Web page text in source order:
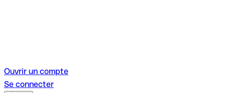
Ouvrir un compte
Se connecter